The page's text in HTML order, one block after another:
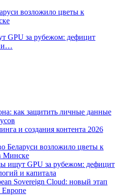
возложило цветы к
GPU за рубежом: дефицит
и…
как защитить личные данные
и создания контента 2026
Беларуси возложило цветы к
Минске
ищут GPU за рубежом: дефицит
и капитала
Sovereign Cloud: новый этап
Европе